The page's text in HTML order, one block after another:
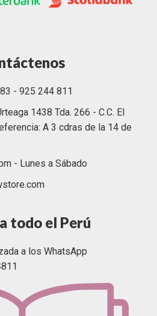
- 925 244 811
1438 Tda. 266 - C.C. El
A 3 cdras de la 14 de
- Lunes a Sábado
todo el Perú
a los WhatsApp